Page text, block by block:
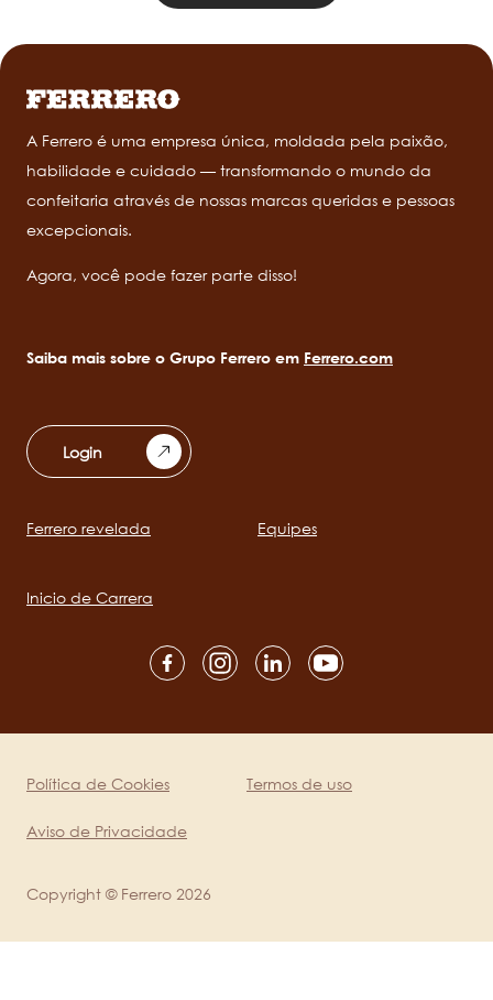
A Ferrero é uma empresa única, moldada pela paixão,
habilidade e cuidado — transformando o mundo da
confeitaria através de nossas marcas queridas e pessoas
excepcionais.
Agora, você pode fazer parte disso!
Saiba mais sobre o Grupo Ferrero em Ferrero.com
Login
Main
Ferrero revelada Equipes
Inicio de Carrera
mobile
Legal
Política de Cookies
Aviso de Privacidade
Termos de uso
Copyright © Ferrero 2026